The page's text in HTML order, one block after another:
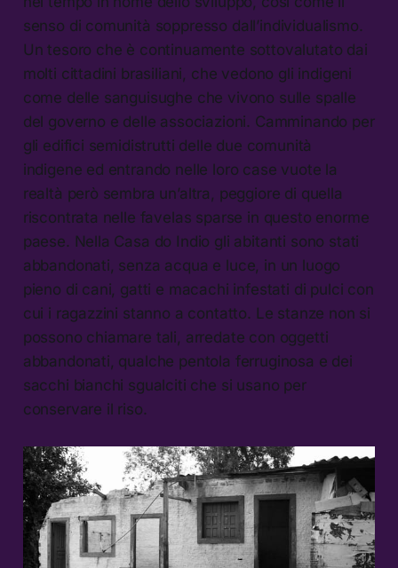
senso di comunità soppresso dall’individualismo.
Un tesoro che è continuamente sottovalutato dai
molti cittadini brasiliani, che vedono gli indigeni
come delle sanguisughe che vivono sulle spalle
del governo e delle associazioni. Camminando per
gli edifici semidistrutti delle due comunità
indigene ed entrando nelle loro case vuote la
realtà però sembra un’altra, peggiore di quella
riscontrata nelle favelas sparse in questo enorme
paese. Nella Casa do Indio gli abitanti sono stati
abbandonati, senza acqua e luce, in un luogo
pieno di cani, gatti e macachi infestati di pulci con
cui i ragazzini stanno a contatto. Le stanze non si
possono chiamare tali, arredate con oggetti
abbandonati, qualche pentola ferruginosa e dei
sacchi bianchi sgualciti che si usano per
conservare il riso.